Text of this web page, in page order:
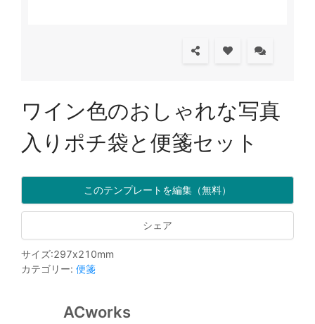
ワイン色のおしゃれな写真
入りポチ袋と便箋セット
このテンプレートを編集（無料）
シェア
サイズ:297x210mm
カテゴリー: 便箋
ACworks